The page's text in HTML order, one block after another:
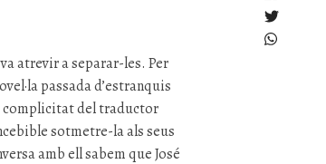
atrevir a separar-les. Per
passada d’estranquis
complicitat del traductor
sotmetre-la als seus
amb ell sabem que José